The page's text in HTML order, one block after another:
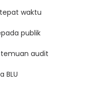
waktu
publik
temuan audit
BLU